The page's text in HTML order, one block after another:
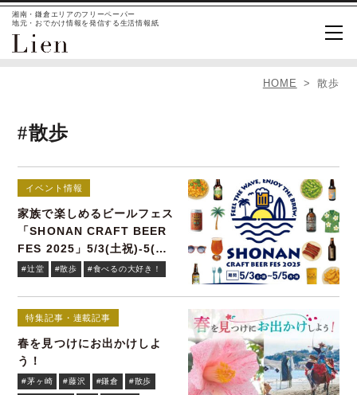
湘南・鎌倉エリアのフリーペーパー
地元・おでかけ情報を発信する生活情報紙
HOME 散歩
#散歩
イベント情報
家族で楽しめるビールフェス
「SHONAN CRAFT BEER
FES 2025」5/3(土祝)-5(月
祝)
#辻堂 #散歩 #食べるの大好き！
特集記事・連載記事
春を見つけにお出かけしよ
う！
#茅ヶ崎 #藤沢 #鎌倉 #散歩